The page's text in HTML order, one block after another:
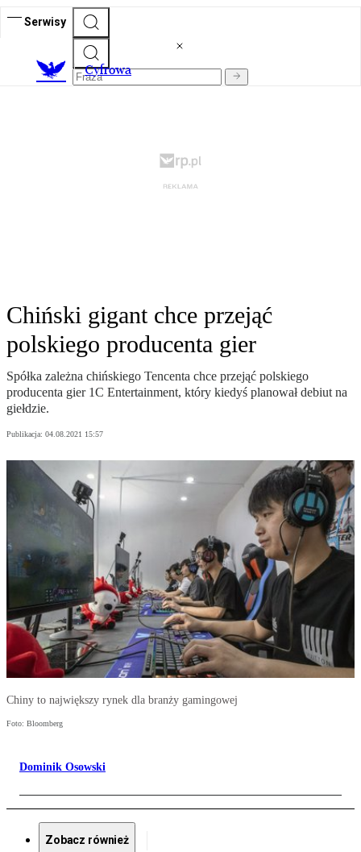
Serwisy
Cyfrowa
Chiński gigant chce przejąć
polskiego producenta gier
Spółka zależna chińskiego Tencenta chce przejąć polskiego
producenta gier 1C Entertainment, który kiedyś planował debiut na
giełdzie.
Publikacja: 04.08.2021 15:57
Chiny to największy rynek dla branży gamingowej
Foto: Bloomberg
Dominik Osowski
Zobacz również